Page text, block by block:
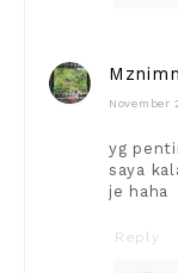
November
yg
saya
je haha
Reply